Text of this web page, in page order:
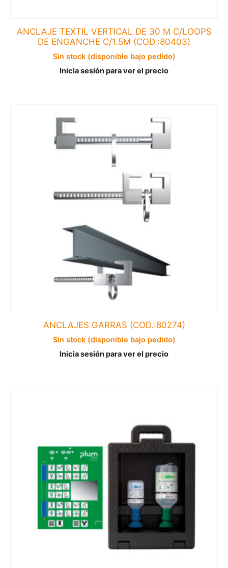
ANCLAJE TEXTIL VERTICAL DE 30 M C/LOOPS
DE ENGANCHE C/1.5M (COD.:80403)
Sin stock (disponible bajo pedido)
Inicia sesión para ver el precio
ANCLAJES GARRAS (COD.:80274)
Sin stock (disponible bajo pedido)
Inicia sesión para ver el precio